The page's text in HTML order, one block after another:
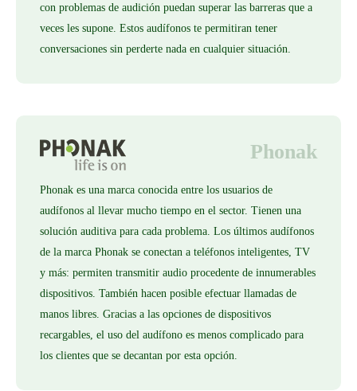
con problemas de audición puedan superar las barreras que a
veces les supone. Estos audífonos te permitiran tener
conversaciones sin perderte nada en cualquier situación.
Phonak
Phonak es una marca conocida entre los usuarios de
audífonos al llevar mucho tiempo en el sector. Tienen una
solución auditiva para cada problema. Los últimos audífonos
de la marca Phonak se conectan a teléfonos inteligentes, TV
y más: permiten transmitir audio procedente de innumerables
dispositivos. También hacen posible efectuar llamadas de
manos libres. Gracias a las opciones de dispositivos
recargables, el uso del audífono es menos complicado para
los clientes que se decantan por esta opción.